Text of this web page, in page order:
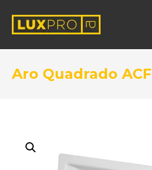
Aro Quadrado